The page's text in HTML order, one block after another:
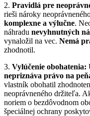
2. Pravidlá pre
rieši nároky
komplexne a výlučne.
náhradu nevyhnutných
vynaložil na vec. Nemá
zhodnotil.
3. Vylúčenie obohatenia:
nepriznáva právo na
vlastník obohatil
neoprávneného držiteľa.
noriem o bezdôvodnom
špeciálnej ochrany